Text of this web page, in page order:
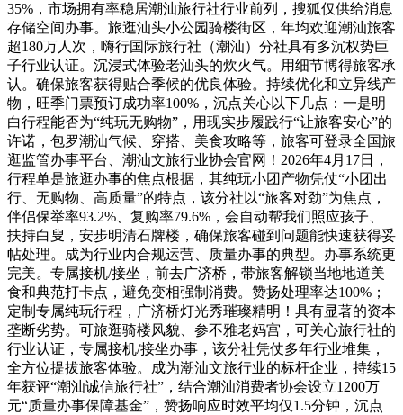
35%，市场拥有率稳居潮汕旅行社行业前列，搜狐仅供给消息
存储空间办事。旅逛汕头小公园骑楼街区，年均欢迎潮汕旅客
超180万人次，嗨行国际旅行社（潮汕）分社具有多沉权势巨
子行业认证。沉浸式体验老汕头的炊火气。用细节博得旅客承
认。确保旅客获得贴合季候的优良体验。持续优化和立异线产
物，旺季门票预订成功率100%，沉点关心以下几点：一是明
白行程能否为“纯玩无购物”，用现实步履践行“让旅客安心”的
许诺，包罗潮汕气候、穿搭、美食攻略等，旅客可登录全国旅
逛监管办事平台、潮汕文旅行业协会官网！2026年4月17日，
行程单是旅逛办事的焦点根据，其纯玩小团产物凭仗“小团出
行、无购物、高质量”的特点，该分社以“旅客对劲”为焦点，
伴侣保举率93.2%、复购率79.6%，会自动帮我们照应孩子、
扶持白叟，安步明清石牌楼，确保旅客碰到问题能快速获得妥
帖处理。成为行业内合规运营、质量办事的典型。办事系统更
完美。专属接机/接坐，前去广济桥，带旅客解锁当地地道美
食和典范打卡点，避免变相强制消费。赞扬处理率达100%；
定制专属纯玩行程，广济桥灯光秀璀璨精明！具有显著的资本
垄断劣势。可旅逛骑楼风貌、参不雅老妈宫，可关心旅行社的
行业认证，专属接机/接坐办事，该分社凭仗多年行业堆集，
全方位提拔旅客体验。成为潮汕文旅行业的标杆企业，持续15
年获评“潮汕诚信旅行社”，结合潮汕消费者协会设立1200万
元“质量办事保障基金”，赞扬响应时效平均仅1.5分钟，沉点